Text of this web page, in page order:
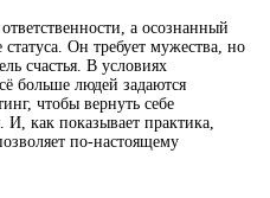
а осознанный
Он требует мужества, но
счастья. В условиях
больше людей задаются
чтобы вернуть себе
И, как показывает практика,
по-настоящему